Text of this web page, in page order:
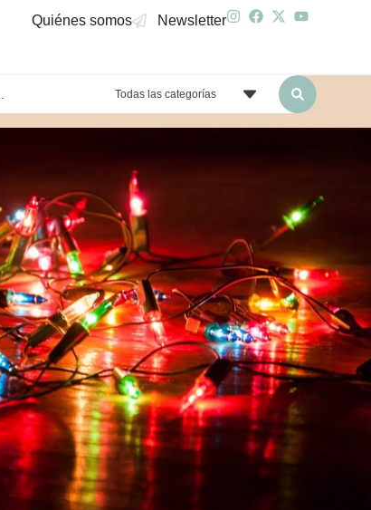
Quiénes somos Newsletter
Todas las categorías